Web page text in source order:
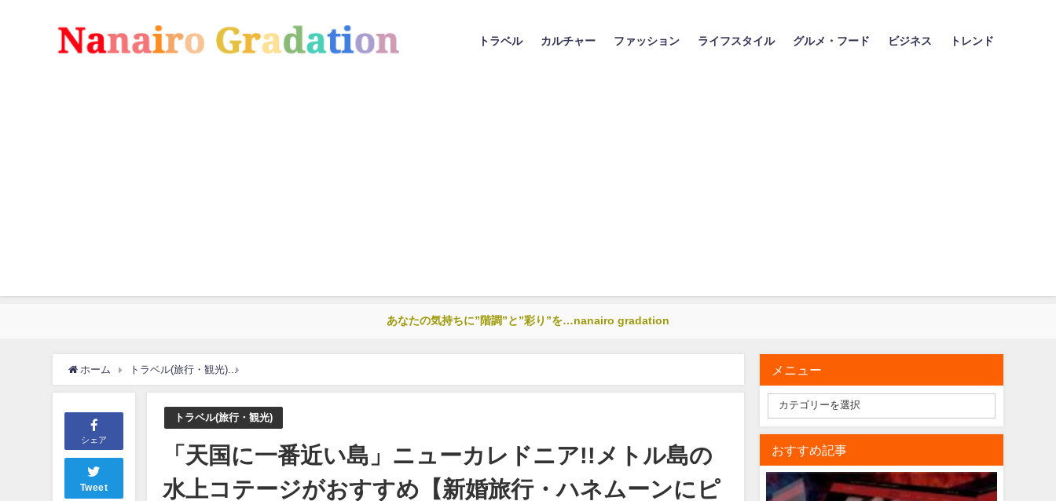
トラベル カルチャー ファッション ライフスタイル グルメ・フード ビジネス トレンド
あなたの気持ちに”階調”と”彩り”を…nanairo gradation
ホーム トラベル(旅行・観光)
シェア
Tweet
トラベル(旅行・観光)
「天国に一番近い島」ニューカレドニア!!メトル島の
水上コテージがおすすめ【新婚旅行・ハネムーンにピ
メニュー
おすすめ記事